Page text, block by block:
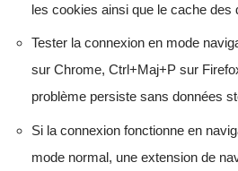
les cookies ainsi que le cache des
Tester la connexion en mode
sur Chrome, Ctrl+Maj+P sur
problème persiste sans données
Si la connexion fonctionne en
mode normal, une extension de